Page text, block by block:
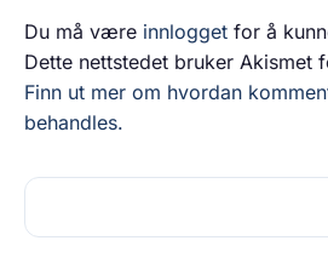
Du må være innlogget for å
Dette nettstedet bruker Akismet
Finn ut mer om hvordan
behandles.